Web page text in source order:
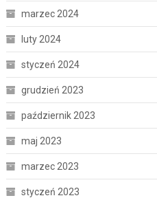
marzec 2024
luty 2024
styczeń 2024
grudzień 2023
październik 2023
maj 2023
marzec 2023
styczeń 2023